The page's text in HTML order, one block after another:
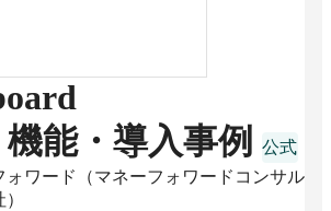
能・導入事例
ォワード（マネーフォワードコンサル